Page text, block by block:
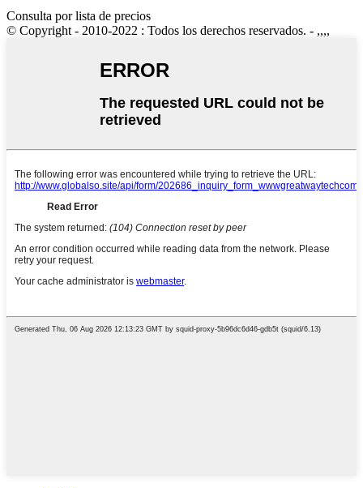
Consulta por lista de precios
© Copyright - 2010-2022 : Todos los derechos reservados. - ,,,,